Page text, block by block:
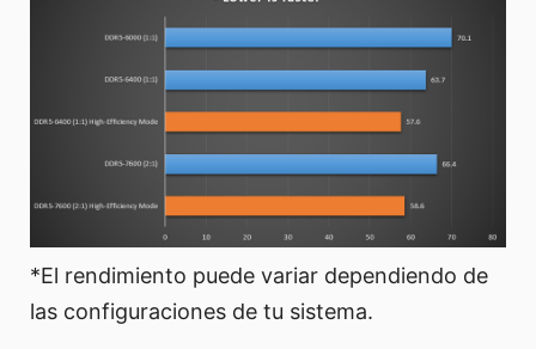
*El rendimiento puede variar dependiendo de
las configuraciones de tu sistema.